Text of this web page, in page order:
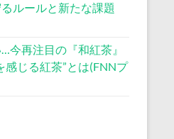
ルールと新たな課題
今再注目の『和紅茶』
感じる紅茶”とは(FNNプ